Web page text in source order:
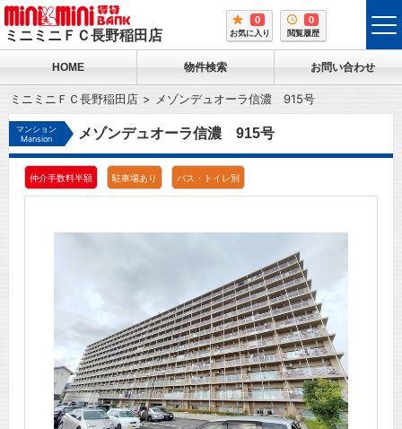
ミニミニＦＣ長野稲田店
0
お気に入り
0
閲覧履歴
HOME 物件検索 お問い合わせ
ミニミニＦＣ長野稲田店 メゾンデュオーラ信濃 915号
マンション
Mansion
メゾンデュオーラ信濃 915号
仲介手数料半額 駐車場あり バス・トイレ別